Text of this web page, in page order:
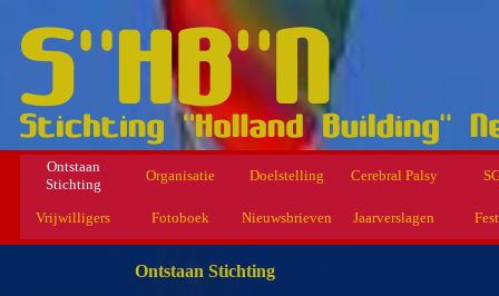
Ontstaan
Stichting
Organisatie Doelstelling Cerebral Palsy
Vrijwilligers Fotoboek Nieuwsbrieven Jaarverslagen
Ontstaan Stichting